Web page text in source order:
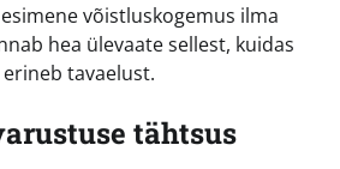
võistluskogemus ilma
hea ülevaate sellest, kuidas
tavaelust.
tähtsus